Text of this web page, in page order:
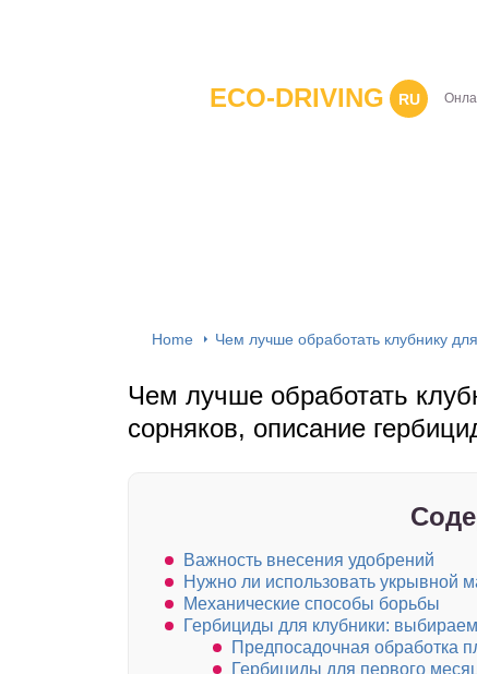
ECO-DRIVING RU
Home Чем лучше обработать клубнику
Чем лучше обработать
сорняков, описание
Важность внесения удобрений
Нужно ли использовать укрывной
Механические способы борьбы
Гербициды для клубники:
Предпосадочная обработка
Гербициды для первого